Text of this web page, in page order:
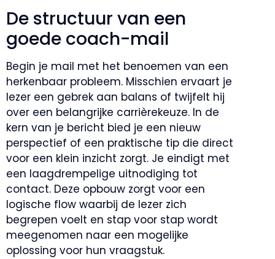
De structuur van een
goede coach-mail
Begin je mail met het benoemen van een
herkenbaar probleem. Misschien ervaart je
lezer een gebrek aan balans of twijfelt hij
over een belangrijke carrièrekeuze. In de
kern van je bericht bied je een nieuw
perspectief of een praktische tip die direct
voor een klein inzicht zorgt. Je eindigt met
een laagdrempelige uitnodiging tot
contact. Deze opbouw zorgt voor een
logische flow waarbij de lezer zich
begrepen voelt en stap voor stap wordt
meegenomen naar een mogelijke
oplossing voor hun vraagstuk.